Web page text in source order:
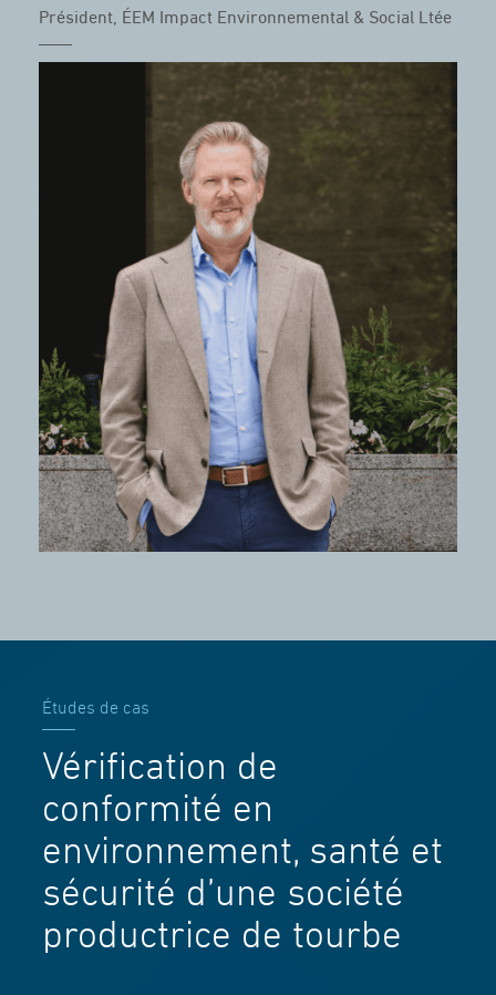
Président, ÉEM Impact Environnemental & Social Ltée
Études de cas
Vérification de
conformité en
environnement, santé et
sécurité d’une société
productrice de tourbe